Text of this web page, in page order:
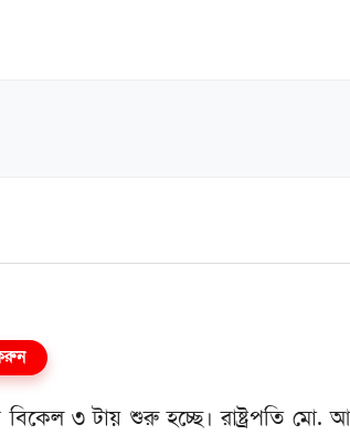
৩ টায় শুরু হচ্ছে। রাষ্ট্রপতি মো.